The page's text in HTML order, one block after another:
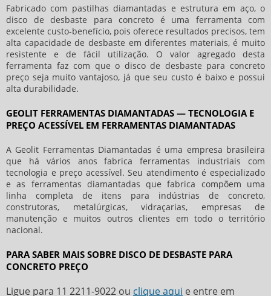
Fabricado com pastilhas diamantadas e estrutura em aço, o
disco de desbaste para concreto é uma ferramenta com
excelente custo-benefício, pois oferece resultados precisos, tem
alta capacidade de desbaste em diferentes materiais, é muito
resistente e de fácil utilização. O valor agregado desta
ferramenta faz com que o disco de desbaste para concreto
preço seja muito vantajoso, já que seu custo é baixo e possui
alta durabilidade.
GEOLIT FERRAMENTAS DIAMANTADAS — TECNOLOGIA E
PREÇO ACESSÍVEL EM FERRAMENTAS DIAMANTADAS
A Geolit Ferramentas Diamantadas é uma empresa brasileira
que há vários anos fabrica ferramentas industriais com
tecnologia e preço acessível. Seu atendimento é especializado
e as ferramentas diamantadas que fabrica compõem uma
linha completa de itens para indústrias de concreto,
construtoras, metalúrgicas, vidraçarias, empresas de
manutenção e muitos outros clientes em todo o território
nacional.
PARA SABER MAIS SOBRE DISCO DE DESBASTE PARA
CONCRETO PREÇO
Ligue para 11 2211-9022 ou clique aqui e entre em